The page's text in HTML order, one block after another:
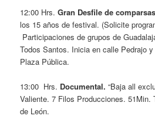
12:00 Hrs.Gran Desfile de
los 15 años de festival. (Solicite
Participaciones de grupos de
Todos Santos. Inicia en calle Pedrajo
Plaza Pública.
13:00 Hrs. Documental.“Baja all
Valiente. 7 Filos Producciones. 51Min.
de León.